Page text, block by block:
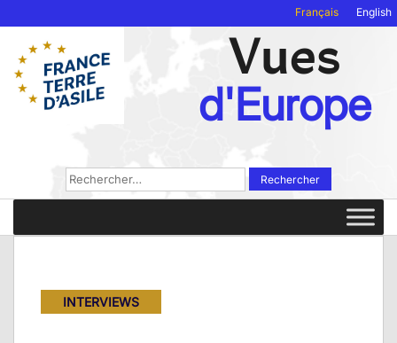
Français English
Vues
d'Europe
Rechercher :
INTERVIEWS